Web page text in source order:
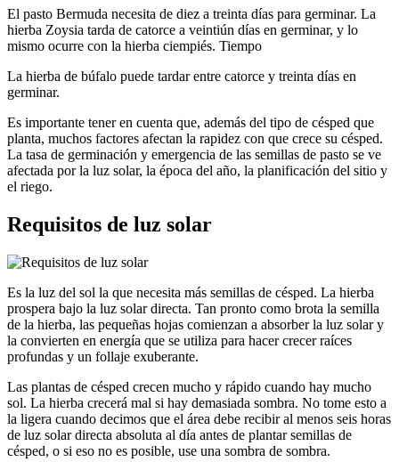
El pasto Bermuda necesita de diez a treinta días para germinar. La
hierba Zoysia tarda de catorce a veintiún días en germinar, y lo
mismo ocurre con la hierba ciempiés. Tiempo
La hierba de búfalo puede tardar entre catorce y treinta días en
germinar.
Es importante tener en cuenta que, además del tipo de césped que
planta, muchos factores afectan la rapidez con que crece su césped.
La tasa de germinación y emergencia de las semillas de pasto se ve
afectada por la luz solar, la época del año, la planificación del sitio y
el riego.
Requisitos de luz solar
Es la luz del sol la que necesita más semillas de césped. La hierba
prospera bajo la luz solar directa. Tan pronto como brota la semilla
de la hierba, las pequeñas hojas comienzan a absorber la luz solar y
la convierten en energía que se utiliza para hacer crecer raíces
profundas y un follaje exuberante.
Las plantas de césped crecen mucho y rápido cuando hay mucho
sol. La hierba crecerá mal si hay demasiada sombra. No tome esto a
la ligera cuando decimos que el área debe recibir al menos seis horas
de luz solar directa absoluta al día antes de plantar semillas de
césped, o si eso no es posible, use una sombra de sombra.